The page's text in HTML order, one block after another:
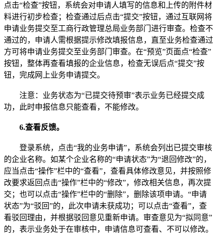
点击“检查”按钮，系统会对申请人填写的信息和上传的附件材
料进行初步检查；检查通过后点击“提交”按钮，通过互联网将
申请业务提交至工商行政管理总局业务部门进行审查。检查不
通过的，申请人需根据提示修改填报信息，直至业务检查通过
方可将申请业务提交至业务部门审查。在“预览”页面点“检查”
按钮，整体再查看填报的企业信息，检查无误后点“提交”按
钮，完成网上业务申请提交。
注意：业务状态为“已提交待预审”表示业务已经提交成
功，此时申报信息只能查看，不能修改。
6.查看反馈。
登录系统，点击“我的业务申请”，系统会列出已提交审核
的企业名称。如某个企业名称的“申请状态”为“退回修改”的，
应当点击“操作”栏中的“查看”，查看具体修改意见，并按照修
改要求返回点击“操作”栏中的“修改”，修改相关信息，再次提
交；也可以点击“操作”栏中的“删除”，删除该项申请。“申请
状态”为“驳回”的，此次申请未获成功；可以点击“查看”，查
看驳回理由，并根据驳回意见重新申请。审查意见为“拟同意”
的，表示业务处于在审核中，申请信息可查看、不可以修改。